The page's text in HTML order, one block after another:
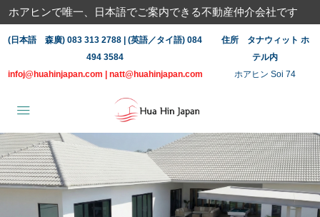
ホアヒンで唯一、日本語でご案内できる不動産仲介会社です
(日本語 森廣) 083 313 2788 | (英語／タイ語) 084
494 3584
infoj@huahinjapan.com
natt@huahinjapan.com
住所 タナウィット ホ
テル内
ホアヒン Soi 74